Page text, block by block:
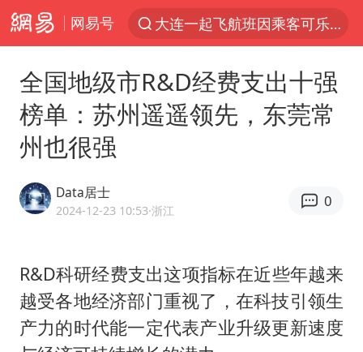
网易号
新能源汽车产业链提速
辽宁28名务农人员中暑死亡？官方辟谣
费大厨不自称“大王”了
血指纹匹配成功，20年悬案告破！凶手被执行死刑
演员秦焰去世 曾出演《狂飙》
“还不如不放假”
医疗垃圾做手机壳 这也是谋财害命
全国地级市R&D经费支出十强
榜单：苏州遥遥领先，东莞常
州也很强
Data居士
2024-12-23 10:53·浙江
0
R&D科研经费支出这项指标在近些年越来
越受各地经济部门重视了，在科技引领生
产力的时代能一定代表产业升级更新速度